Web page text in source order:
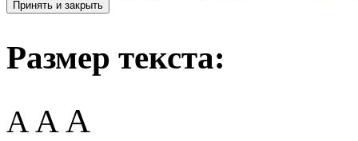
Принять и закрыть
Размер текста:
A AA